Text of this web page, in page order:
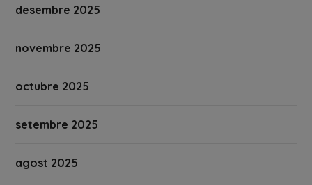
desembre 2025
novembre 2025
octubre 2025
setembre 2025
agost 2025